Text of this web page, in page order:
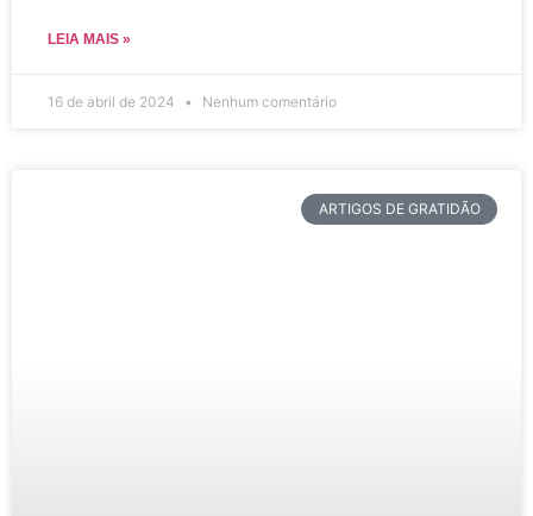
LEIA MAIS »
16 de abril de 2024 Nenhum comentário
ARTIGOS DE GRATIDÃO